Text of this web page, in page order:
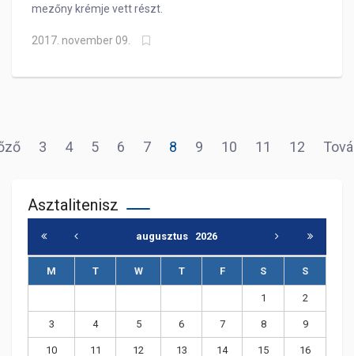
mezőny krémje vett részt.
2017. november 09.
3 4 5 6 7 8 9 10 11 12
Asztalitenisz
augusztus 2026
M T W T F S S
1 2
3 4 5 6 7 8 9
10 11 12 13 14 15 16